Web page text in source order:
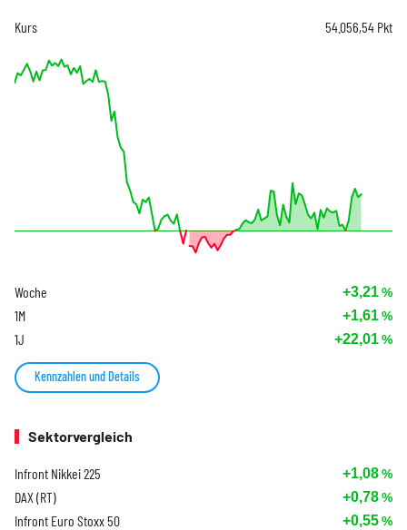
Kurs 54.056,54 Pkt
Woche +3,21%
1M +1,61%
1J +22,01%
Kennzahlen und Details
Sektorvergleich
Infront Nikkei 225 +1,08%
DAX (RT) +0,78%
Infront Euro Stoxx 50 +0,55%